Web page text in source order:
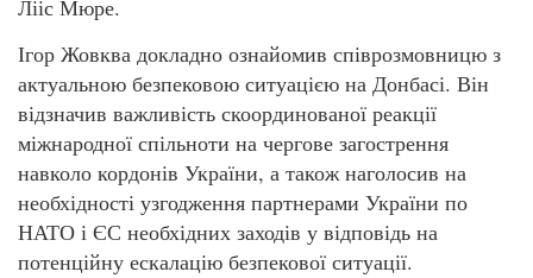
Лііс Мюре.
Ігор Жовква докладно ознайомив співрозмовницю з
актуальною безпековою ситуацією на Донбасі. Він
відзначив важливість скоординованої реакції
міжнародної спільноти на чергове загострення
навколо кордонів України, а також наголосив на
необхідності узгодження партнерами України по
НАТО і ЄС необхідних заходів у відповідь на
потенційну ескалацію безпекової ситуації.